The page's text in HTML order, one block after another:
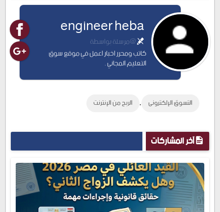
engineer heba
@مرسلة بواسطة
كاتب ومحرر اخبار اعمل في موقع سوق
التعليم المجاني .
التسوق الإلكترونى , الربح من الإنترنت
آخر المشاركات